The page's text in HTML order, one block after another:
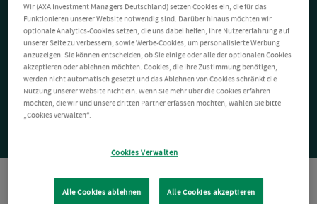
Wir (AXA Investment Managers Deutschland) setzen Cookies ein, die für das
Funktionieren unserer Website notwendig sind. Darüber hinaus möchten wir
optionale Analytics-Cookies setzen, die uns dabei helfen, Ihre Nutzererfahrung auf
unserer Seite zu verbessern, sowie Werbe-Cookies, um personalisierte Werbung
anzuzeigen. Sie können entscheiden, ob Sie einige oder alle der optionalen Cookies
akzeptieren oder ablehnen möchten. Cookies, die Ihre Zustimmung benötigen,
werden nicht automatisch gesetzt und das Ablehnen von Cookies schränkt die
Nutzung unserer Website nicht ein. Wenn Sie mehr über die Cookies erfahren
möchten, die wir und unsere dritten Partner erfassen möchten, wählen Sie bitte
„Cookies verwalten“.
Cookies Verwalten
Alle Cookies ablehnen Alle Cookies akzeptieren